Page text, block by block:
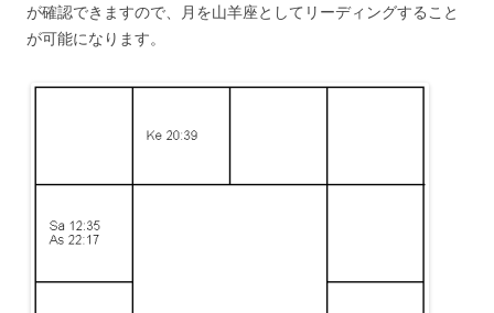
が確認できますので、月を山羊座としてリーディングすること
が可能になります。